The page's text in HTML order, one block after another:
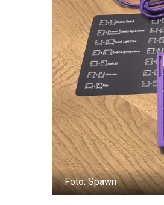
Foto: Spawn